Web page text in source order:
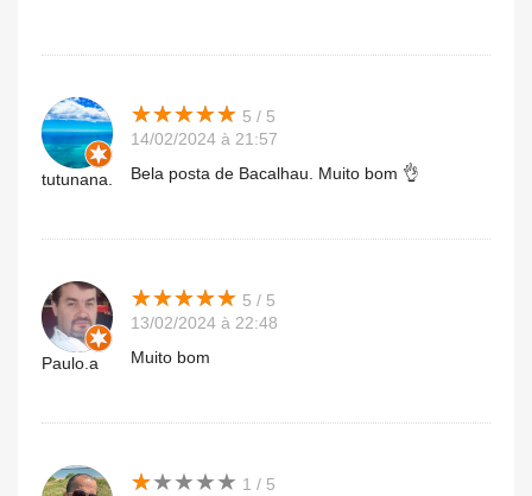
tutunana.
★★★★★
★★★★★ 5 / 5
14/02/2024 à 21:57
Bela posta de Bacalhau. Muito bom 👌
Paulo.a
★★★★★
★★★★★ 5 / 5
13/02/2024 à 22:48
Muito bom
★★★★★
★★★★★ 1 / 5